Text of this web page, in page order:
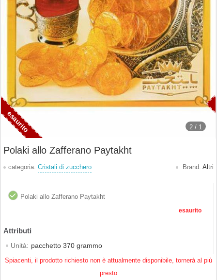
2 / 1
Polaki allo Zafferano Paytakht
categoria: Cristali di zucchero Brand: Altri
Polaki allo Zafferano Paytakht
esaurito
Unità: pacchetto 370 grammo
Spiacenti, il prodotto richiesto non è attualmente disponibile, tornerà al più
presto